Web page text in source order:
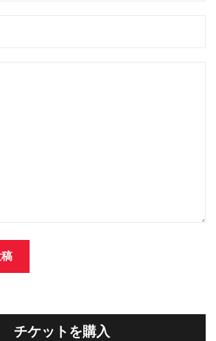
チケットを購入